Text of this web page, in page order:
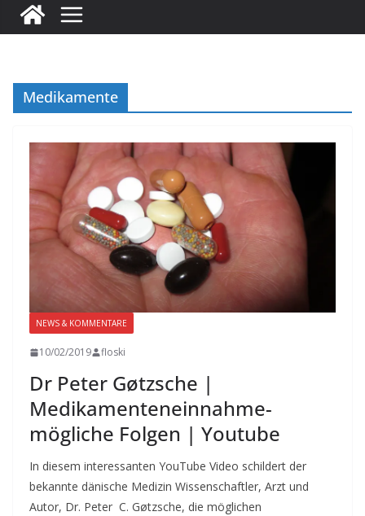
Medikamente
NEWS & KOMMENTARE
10/02/2019 floski
Dr Peter Gøtzsche |
Medikamenteneinnahme-
mögliche Folgen | Youtube
In diesem interessanten YouTube Video schildert der
bekannte dänische Medizin Wissenschaftler, Arzt und
Autor, Dr. Peter C. Gøtzsche, die möglichen